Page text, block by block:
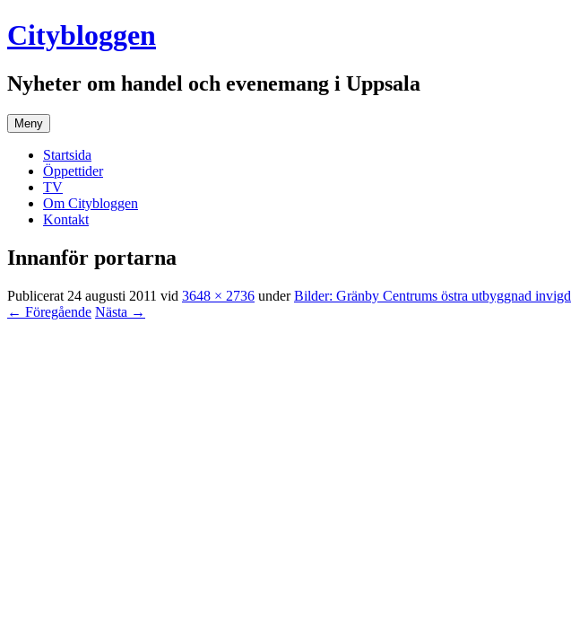
Hoppa
till
Citybloggen
Nyheter om handel och evenemang i Uppsala
Meny
Startsida
Öppettider
TV
Om Citybloggen
Kontakt
Innanför portarna
Publicerat 24 augusti 2011 vid 3648 × 2736 underBilder: Gränby Centrums östra utbyggnad invigd
← Föregående Nästa →